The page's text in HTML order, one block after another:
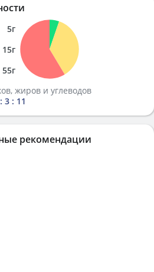
5г
15г
55г
жиров и углеводов
3 : 11
рекомендации